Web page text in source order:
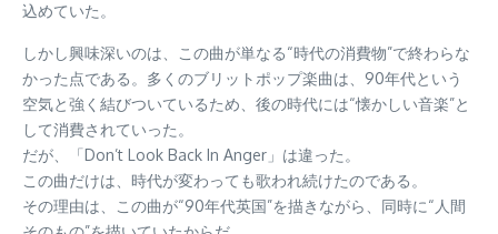
込めていた。
しかし興味深いのは、この曲が単なる“時代の消費物”で終わらな
かった点である。多くのブリットポップ楽曲は、90年代という
空気と強く結びついているため、後の時代には“懐かしい音楽”と
して消費されていった。
だが、「Don’t Look Back In Anger」は違った。
この曲だけは、時代が変わっても歌われ続けたのである。
その理由は、この曲が“90年代英国”を描きながら、同時に“人間